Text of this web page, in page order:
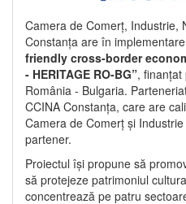
Camera de Comerț, Industrie,
Constanța are în
friendly cross-border
- HERITAGE RO-BG”, finanțat
România - Bulgaria.
CCINA Constanța, care are
Camera de Comerț și
partener.
Proiectul își propune să
să protejeze patrimoniul
concentrează pe patru